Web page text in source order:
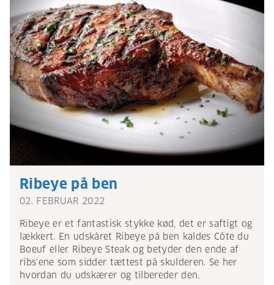
Ribeye på ben
02. FEBRUAR 2022
Ribeye er et fantastisk stykke kød, det er saftigt og
lækkert. En udskåret Ribeye på ben kaldes Côte du
Boeuf eller Ribeye Steak og betyder den ende af
ribs'ene som sidder tættest på skulderen. Se her
hvordan du udskærer og tilbereder den.